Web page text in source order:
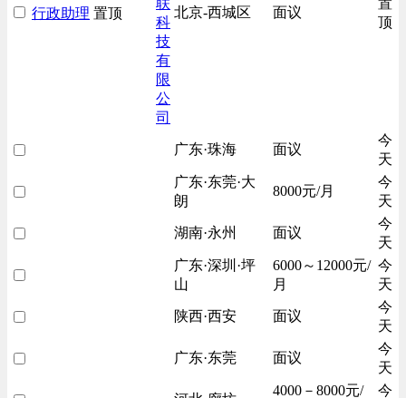
行政助理 置顶
科
技
有
限
公
司
北京-西城区 面议
顶
广东·珠海 面议
今
天
广东·东莞·大
朗
8000元/月
今
天
湖南·永州 面议
今
天
广东·深圳·坪
山
6000～12000元/
月
今
天
陕西·西安 面议
今
天
广东·东莞 面议
今
天
4000－8000元/
今